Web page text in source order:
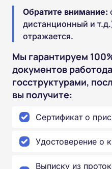
Обратите внимание:
дистанционный и
отражается.
Мы гарантируем
документов
госструктурами,
вы получите:
Сертификат о
Удостоверение о
Выписку из